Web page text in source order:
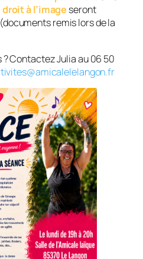
à l’image seront
remis lors de la
Contactez Julia au 06 50